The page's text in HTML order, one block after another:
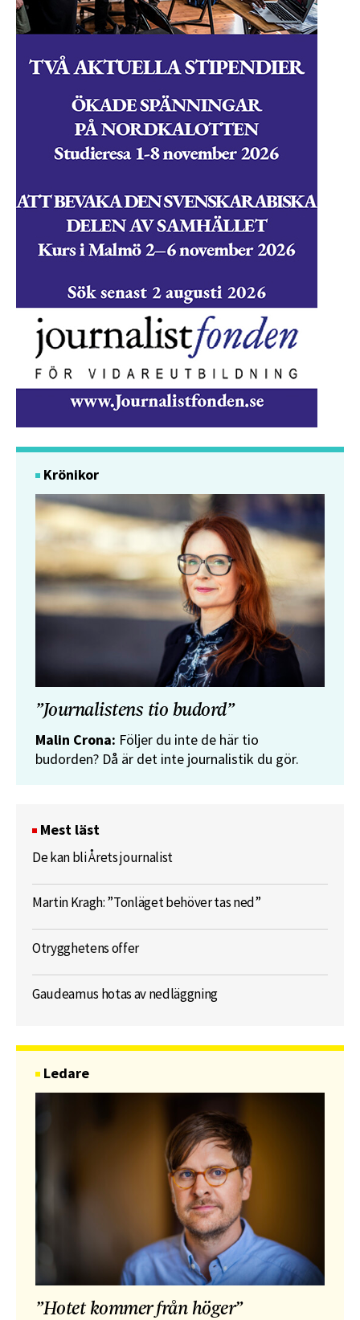
Krönikor
”Journalistens tio budord”
Malin Crona: Följer du inte de här tio
budorden? Då är det inte journalistik du gör.
Mest läst
De kan bli Årets journalist
Martin Kragh: ”Tonläget behöver tas ned”
Otrygghetens offer
Gaudeamus hotas av nedläggning
Ledare
”Hotet kommer från höger”